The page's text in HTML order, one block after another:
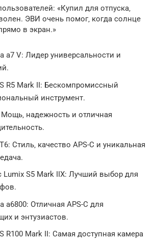
«Купил для отпуска‚
ЭВИ очень помог‚ когда солнце
в экран.»
a7 V: Лидер универсальности и
R5 Mark II: Бескомпромиссный
инструмент.
надежность и отличная
Стиль‚ качество APS-C и уникальная
Lumix S5 Mark IIX: Лучший выбор для
a6800: Отличная APS-C для
и энтузиастов.
R100 Mark II: Самая доступная камера